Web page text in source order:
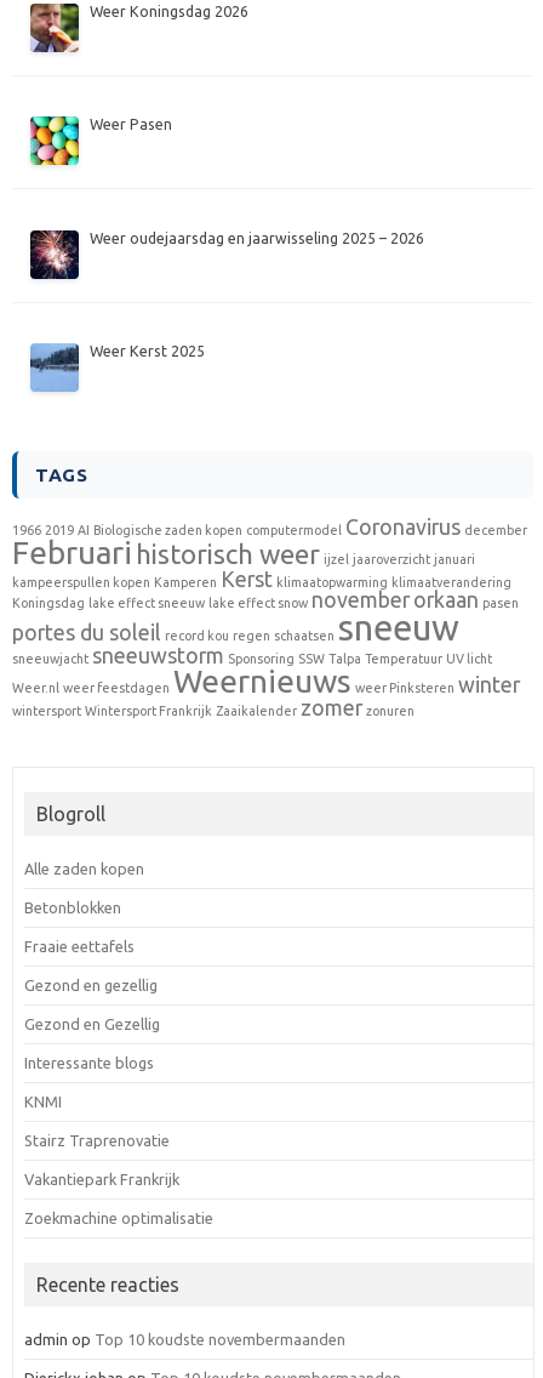
Weer Koningsdag 2026
Weer Pasen
Weer oudejaarsdag en jaarwisseling 2025 – 2026
Weer Kerst 2025
TAGS
1966 2019 AI Biologische zaden kopen computermodel Coronavirus december
Februari historisch weer ijzel jaaroverzicht januari
kampeerspullen kopen Kamperen Kerst klimaatopwarming klimaatverandering
Koningsdag
lake effect sneeuw lake effect snow november orkaan pasen
portes du soleil record kou regen schaatsen sneeuw
sneeuwjacht sneeuwstorm Sponsoring SSW Talpa Temperatuur UV licht
Weer.nl weer feestdagen Weernieuws weer Pinksteren winter
wintersport Wintersport Frankrijk Zaaikalender zomer zonuren
Blogroll
Alle zaden kopen
Betonblokken
Fraaie eettafels
Gezond en gezellig
Gezond en Gezellig
Interessante blogs
KNMI
Stairz Traprenovatie
Vakantiepark Frankrijk
Zoekmachine optimalisatie
Recente reacties
admin op Top 10 koudste novembermaanden